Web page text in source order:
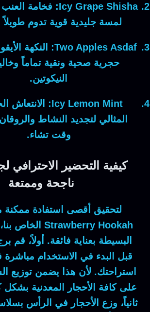
Icy Grape Shisha:
فخامة
لمسة جليدية قوية تدوم طويلاً
Two Apples Asdaf:
النكهة
حجرية صحية ونقية تماماً
النيكوتين.
Icy Lemon Mint:
الانتعاش
المثالي لتجديد النشاط
وقت تشاء.
ناجحة وممتعة
لتحقيق أقصى استفادة ممكنة
Strawberry Hookah الخاص
البسيطة بعناية فائقة.
أولاً، قم
قبل البدء في الاستخدام
استراحتك. لأن هذا يضمن توزيع
على كافة الأحجار المعدنية
ثانياً، وزع الأحجار في الرأس